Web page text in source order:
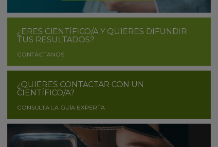
¿ERES CIENTÍFICO/A Y QUIERES DIFUNDIR
TUS RESULTADOS?
CONTÁCTANOS
¿QUIERES CONTACTAR CON UN
CIENTÍFICO/A?
CONSULTA LA GUÍA EXPERTA